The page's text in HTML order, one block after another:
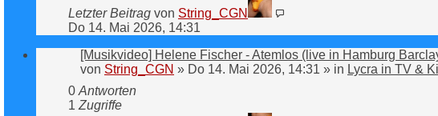
Letzter Beitrag von String_CGN
Do 14. Mai 2026, 14:31
[Musikvideo] Helene Fischer - Atemlos (live in Hamburg
von String_CGN » Do 14. Mai 2026, 14:31 » in Lycra in TV &
0 Antworten
1 Zugriffe